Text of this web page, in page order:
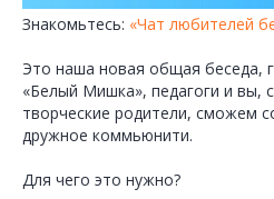
Знакомьтесь: «Чат любителей
Это наша новая общая беседа,
«Белый Мишка», педагоги и вы,
творческие родители, сможем
дружное коммьюнити.
Для чего это нужно?